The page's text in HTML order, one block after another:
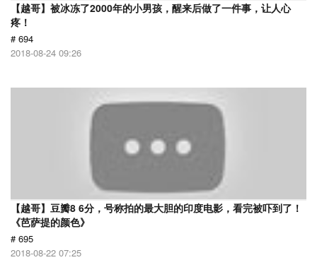
【越哥】被冰冻了2000年的小男孩，醒来后做了一件事，让人心
疼！
# 694
2018-08-24 09:26
【越哥】豆瓣8 6分，号称拍的最大胆的印度电影，看完被吓到了！
《芭萨提的颜色》
# 695
2018-08-22 07:25